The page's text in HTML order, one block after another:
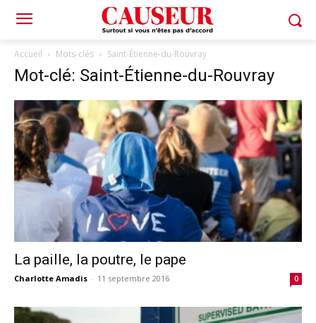
Accueil Mots-clés Saint-Étienne-du-Rouvray
Mot-clé: Saint-Étienne-du-Rouvray
La paille, la poutre, le pape
Charlotte Amadis - 11 septembre 2016 0